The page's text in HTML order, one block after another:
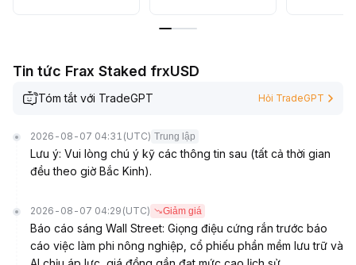
Tin tức Frax Staked frxUSD
Tóm tắt với TradeGPT Hỏi TradeGPT
2026-08-07 04:31 (UTC) Trung lập
Lưu ý: Vui lòng chú ý kỹ các thông tin sau (tất cả thời gian
đều theo giờ Bắc Kinh).
2026-08-07 04:29 (UTC) Giảm giá
Báo cáo sáng Wall Street: Giọng điệu cứng rắn trước báo
cáo việc làm phi nông nghiệp, cổ phiếu phần mềm lưu trữ và